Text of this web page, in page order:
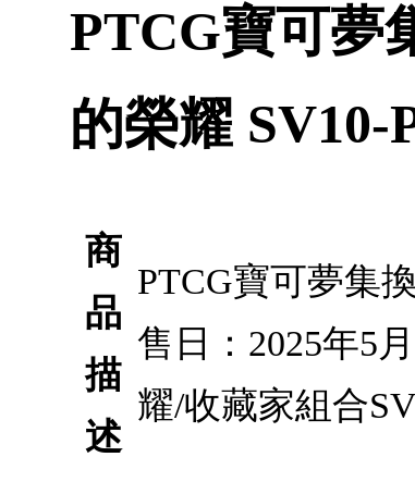
PTCG寶可夢
的榮耀 SV10-
商
品
描
述
PTCG寶可夢集
售日：2025年5
耀/收藏家組合